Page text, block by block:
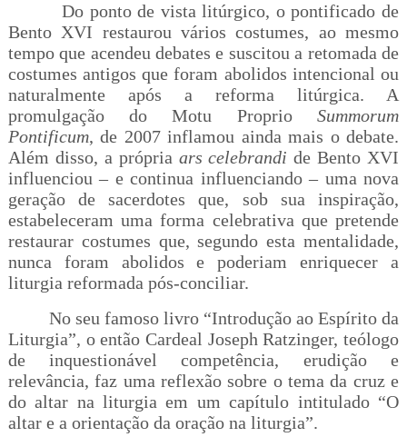
Do ponto de vista litúrgico, o pontificado de
Bento XVI restaurou vários costumes, ao mesmo
tempo que acendeu debates e suscitou a retomada de
costumes antigos que foram abolidos intencional ou
naturalmente após a reforma litúrgica. A
promulgação do Motu ProprioSummorum
Pontificum, de 2007 inflamou ainda mais o debate.
Além disso, a própria ars celebrandi de Bento XVI
influenciou – e continua influenciando – uma nova
geração de sacerdotes que, sob sua inspiração,
estabeleceram uma forma celebrativa que pretende
restaurar costumes que, segundo esta mentalidade,
nunca foram abolidos e poderiam enriquecer a
liturgia reformada pós-conciliar.
No seu famoso livro “Introdução ao Espírito da
Liturgia”, o então Cardeal Joseph Ratzinger, teólogo
de inquestionável competência, erudição e
relevância, faz uma reflexão sobre o tema da cruz e
do altar na liturgia em um capítulo intitulado “O
altar e a orientação da oração na liturgia”.